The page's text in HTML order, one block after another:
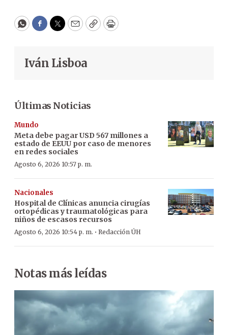
WhatsApp
Facebook
Twitter
EmailCopyPrint
Iván Lisboa
Últimas Noticias
Mundo
Meta debe pagar USD 567 millones a
estado de EEUU por caso de menores
en redes sociales
Agosto 6, 2026 10:57 p. m.
Nacionales
Hospital de Clínicas anuncia cirugías
ortopédicas y traumatológicas para
niños de escasos recursos
Agosto 6, 2026 10:54 p. m. · Redacción ÚH
Notas más leídas